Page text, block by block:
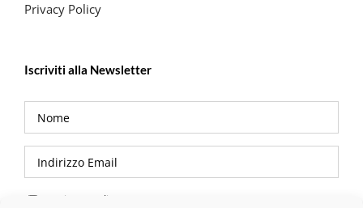
Privacy Policy
Iscriviti alla Newsletter
Privacy Policy